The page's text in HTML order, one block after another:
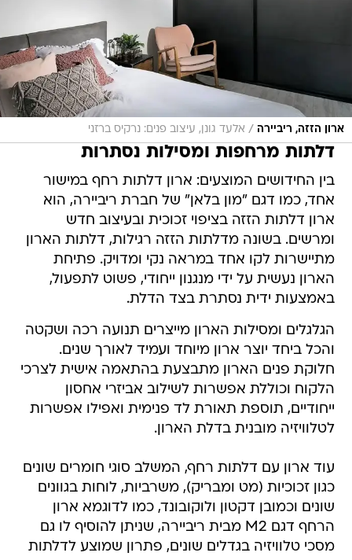
ארון הזזה, ריביירה / אלעד גונן, עיצוב פנים: נרקיס ברזני
דלתות מרחפות ומסילות נסתרות
בין החידושים המוצעים: ארון דלתות רחף במישור
אחד, כמו דגם "מון בלאן" של חברת ריביירה, הוא
ארון דלתות הזזה בציפוי זכוכית ובעיצוב חדש
ומרשים. בשונה מדלתות הזזה רגילות, דלתות הארון
מתיישרות לקו אחד במראה נקי ומדויק. פתיחת
הארון נעשית על ידי מנגנון ייחודי, פשוט לתפעול,
באמצעות ידית נסתרת בצד הדלת.
הגלגלים ומסילות הארון מייצרים תנועה רכה ושקטה
והכל ביחד יוצר ארון מיוחד ועמיד לאורך שנים.
חלוקת פנים הארון מתבצעת בהתאמה אישית לצרכי
הלקוח וכוללת אפשרות לשילוב אביזרי אחסון
ייחודיים, תוספת תאורת לד פנימית ואפילו אפשרות
לטלוויזיה מובנית בדלת הארון.
עוד ארון עם דלתות רחף, המשלב סוגי חומרים שונים
כגון זכוכיות (מט ומבריק), משרביות, לוחות בגוונים
שונים וכמובן דקטון ולוקובונד, כמו לדוגמא ארון
הרחף דגם M2 מבית ריביירה, שניתן להוסיף לו גם
מסכי טלוויזיה בגדלים שונים, פתרון שמוצע לדלתות